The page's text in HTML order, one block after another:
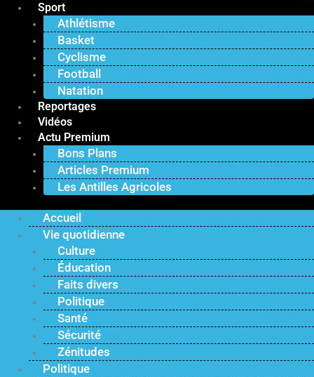
Sport
Athlétisme
Basket
Cyclisme
Football
Natation
Reportages
Vidéos
Actu Premium
Bons Plans
Articles Premium
Les Antilles Agricoles
Accueil
Vie quotidienne
Culture
Éducation
Faits divers
Politique
Santé
Sécurité
Zénitudes
Politique